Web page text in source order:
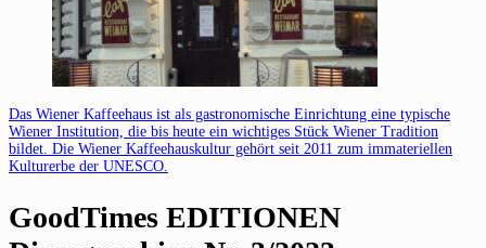
Das Wiener Kaffeehaus ist als gastronomische Einrichtung eine typische
Wiener Institution, die bis heute ein wichtiges Stück Wiener Tradition
bildet. Die Wiener Kaffeehauskultur gehört seit 2011 zum immateriellen
Kulturerbe der UNESCO.
GoodTimes EDITIONEN